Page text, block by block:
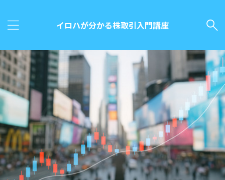
イロハが分かる株取引入門講座